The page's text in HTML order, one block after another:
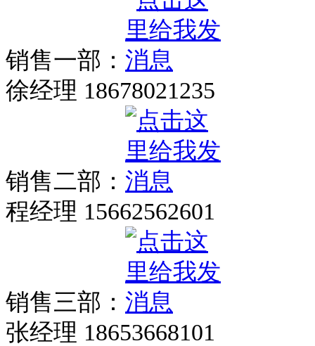
销售一部：
徐经理 18678021235
销售二部：
程经理 15662562601
销售三部：
张经理 18653668101